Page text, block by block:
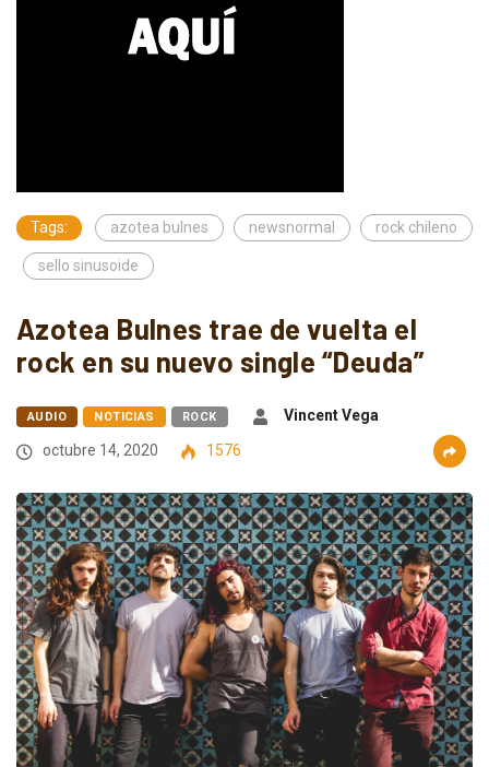
Tags: azotea bulnes newsnormal rock chileno
sello sinusoide
Azotea Bulnes trae de vuelta el
rock en su nuevo single “Deuda”
AUDIO NOTICIAS ROCK
Vincent Vega
octubre 14, 2020
1576